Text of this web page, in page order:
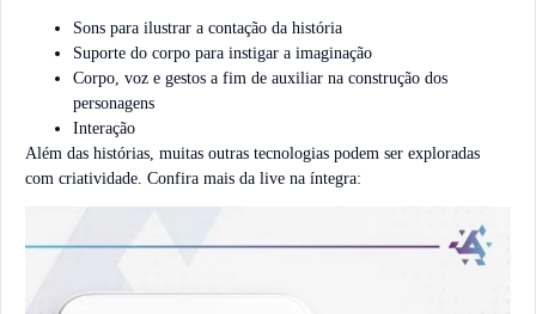
Sons para ilustrar a contação da história
Suporte do corpo para instigar a imaginação
Corpo, voz e gestos a fim de auxiliar na construção dos
personagens
Interação
Além das histórias, muitas outras tecnologias podem ser exploradas
com criatividade. Confira mais da live na íntegra: